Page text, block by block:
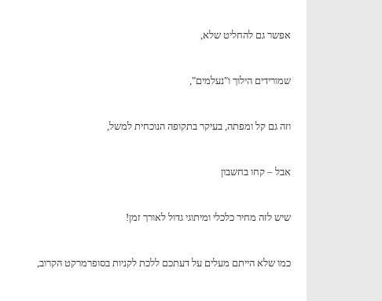
אפשר גם להחליט שלא,
שמורידים הילוך ו"נעלמים",
וזה גם קל ומפתה, בעיקר בתקופה הנוכחית למשל,
אבל – קחו בחשבון
שיש לזה מחיר כלכלי ומיתוגי גדול לאורך זמן!
כמו שלא הייתם מעלים על דעתכם ללכת לקניות בסופרמרקט הקרוב,